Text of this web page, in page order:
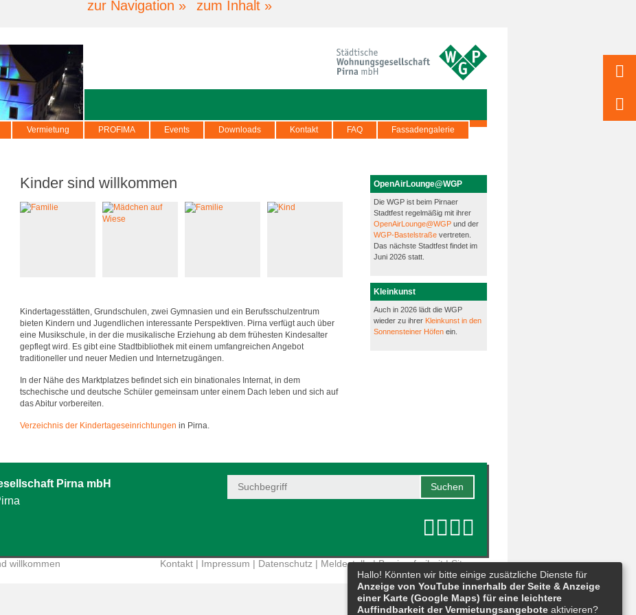
zur Navigation » zum Inhalt »
Vermietung PROFIMA Events Downloads Kontakt FAQ Fassadengalerie
Kinder sind willkommen
Kindertagesstätten, Grundschulen, zwei Gymnasien und ein Berufsschulzentrum
bieten Kindern und Jugendlichen interessante Perspektiven. Pirna verfügt auch über
eine Musikschule, in der die musikalische Erziehung ab dem frühesten Kindesalter
gepflegt wird. Es gibt eine Stadtbibliothek mit einem umfangreichen Angebot
traditioneller und neuer Medien und Internetzugängen.
In der Nähe des Marktplatzes befindet sich ein binationales Internat, in dem
tschechische und deutsche Schüler gemeinsam unter einem Dach leben und sich auf
das Abitur vorbereiten.
Verzeichnis der Kindertageseinrichtungen in Pirna.
OpenAirLounge@WGP
Die WGP ist beim Pirnaer
Stadtfest regelmäßig mit ihrer
OpenAirLounge@WGP und der
WGP-Bastelstraße vertreten.
Das nächste Stadtfest findet im
Juni 2026 statt.
Kleinkunst
Auch in 2026 lädt die WGP
wieder zu ihrer Kleinkunst in den
Sonnensteiner Höfen ein.
Pirna mbH
willkommen Kontakt | Impressum | Datenschutz | Meldestelle|Barrierefreiheit|Sitemap
Hallo! Könnten wir bitte einige zusätzliche Dienste für
Anzeige von YouTube innerhalb der Seite & Anzeige
einer Karte (Google Maps) für eine leichtere
Auffindbarkeit der Vermietungsangebote aktivieren?